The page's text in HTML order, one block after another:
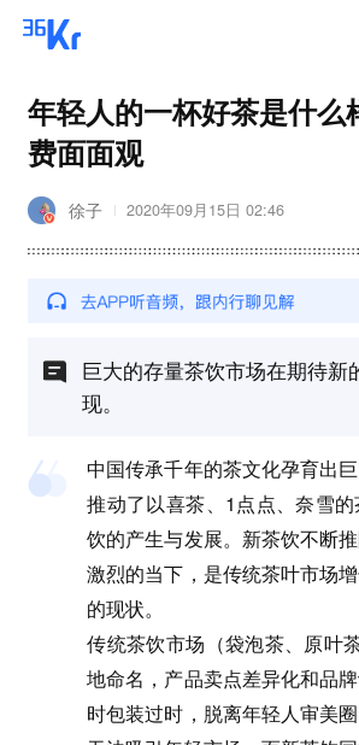
年轻人的一杯好茶是什么
费面面观
徐子 2020年09月15日 02:46
巨大的存量茶饮市场在期待新
现。
中国传承千年的茶文化孕育出
推动了以喜茶、1点点、奈雪
饮的产生与发展。新茶饮不断
激烈的当下，是传统茶叶市场
的现状。
传统茶饮市场（袋泡茶、原叶
地命名，产品卖点差异化和品
时包装过时，脱离年轻人审美